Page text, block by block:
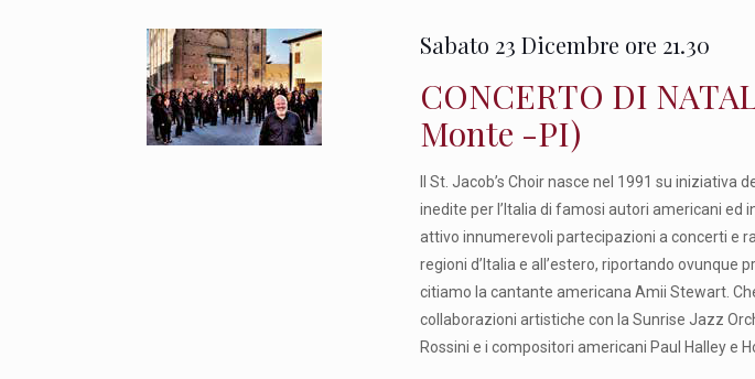
Sabato 23 Dicembre ore 21.30
CONCERTO DI
Monte -PI)
Il St. Jacob’s Choir nasce nel 1991 su
inedite per l’Italia di famosi autori americani ed
attivo innumerevoli partecipazioni a concerti e
regioni d’Italia e all’estero, riportando ovunque
citiamo la cantante americana Amii Stewart.
collaborazioni artistiche con la Sunrise Jazz
Rossini e i compositori americani Paul Halley e